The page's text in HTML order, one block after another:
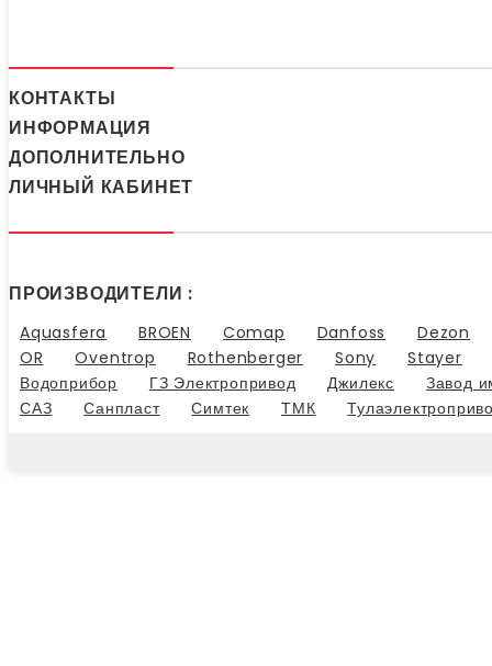
КОНТАКТЫ
ИНФОРМАЦИЯ
ДОПОЛНИТЕЛЬНО
ЛИЧНЫЙ КАБИНЕТ
ПРОИЗВОДИТЕЛИ :
Aquasfera BROEN Comap Danfoss
Dezon
OR
Oventrop Rothenberger Sony
Stayer
Водоприбор
ГЗ Электропривод Джилекс
Завод
САЗ
Санпласт Симтек ТМК